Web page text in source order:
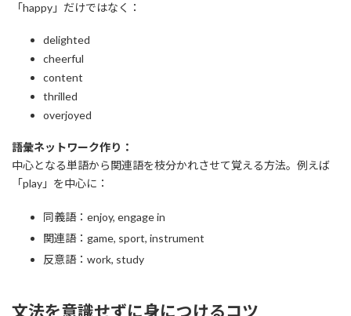
「happy」だけではなく：
delighted
cheerful
content
thrilled
overjoyed
語彙ネットワーク作り：
中心となる単語から関連語を枝分かれさせて覚える方法。例えば
「play」を中心に：
同義語：enjoy, engage in
関連語：game, sport, instrument
反意語：work, study
文法を意識せずに身につけるコツ